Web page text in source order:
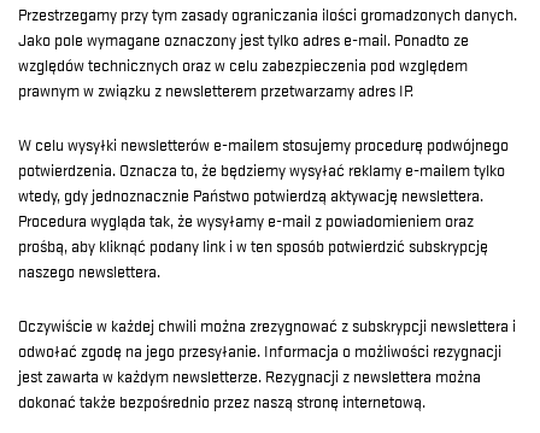
Przestrzegamy przy tym zasady ograniczania ilości gromadzonych danych.
Jako pole wymagane oznaczony jest tylko adres e-mail. Ponadto ze
względów technicznych oraz w celu zabezpieczenia pod względem
prawnym w związku z newsletterem przetwarzamy adres IP.
W celu wysyłki newsletterów e-mailem stosujemy procedurę podwójnego
potwierdzenia. Oznacza to, że będziemy wysyłać reklamy e-mailem tylko
wtedy, gdy jednoznacznie Państwo potwierdzą aktywację newslettera.
Procedura wygląda tak, że wysyłamy e-mail z powiadomieniem oraz
prośbą, aby kliknąć podany link i w ten sposób potwierdzić subskrypcję
naszego newslettera.
Oczywiście w każdej chwili można zrezygnować z subskrypcji newslettera i
odwołać zgodę na jego przesyłanie. Informacja o możliwości rezygnacji
jest zawarta w każdym newsletterze. Rezygnacji z newslettera można
dokonać także bezpośrednio przez naszą stronę internetową.